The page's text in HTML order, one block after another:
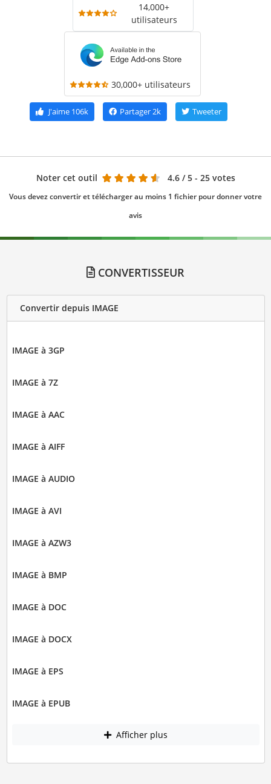
14,000+
utilisateurs
30,000+ utilisateurs
J'aime106k Partager2k Tweeter
Noter cet outil 4.6 / 5 - 25 votes
Vous devez convertir et télécharger au moins 1 fichier pour donner votre
avis
CONVERTISSEUR
Convertir depuis IMAGE
IMAGE à 3GP
IMAGE à 7Z
IMAGE à AAC
IMAGE à AIFF
IMAGE à AUDIO
IMAGE à AVI
IMAGE à AZW3
IMAGE à BMP
IMAGE à DOC
IMAGE à DOCX
IMAGE à EPS
IMAGE à EPUB
Afficher plus